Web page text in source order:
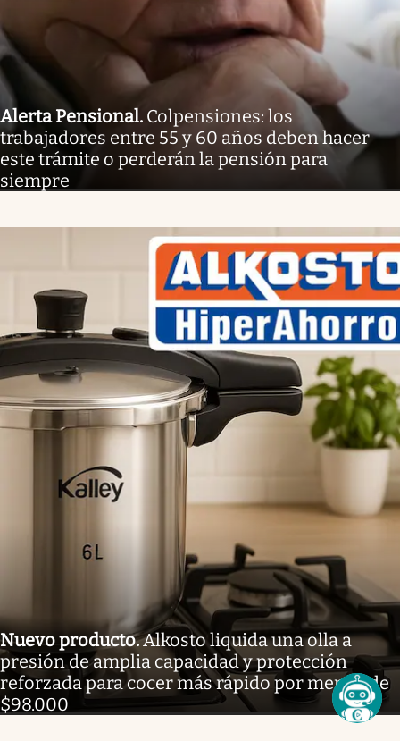
Alerta Pensional. Colpensiones: los
trabajadores entre 55 y 60 años deben hacer
este trámite o perderán la pensión para
siempre
Nuevo producto.Alkosto liquida una olla a
presión de amplia capacidad y protección
reforzada para cocer más rápido por menos de
$98.000